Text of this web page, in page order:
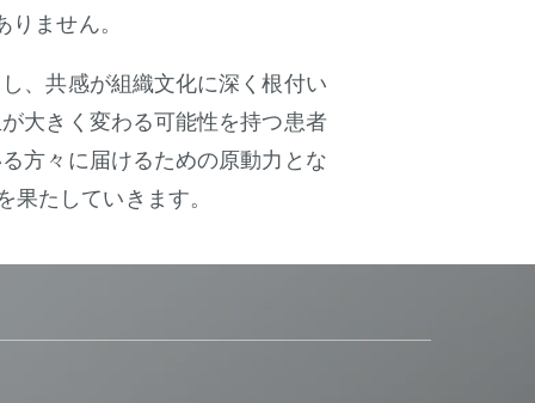
ません。
、共感が組織文化に深く根付い
大きく変わる可能性を持つ患者
方々に届けるための原動力とな
たしていきます。